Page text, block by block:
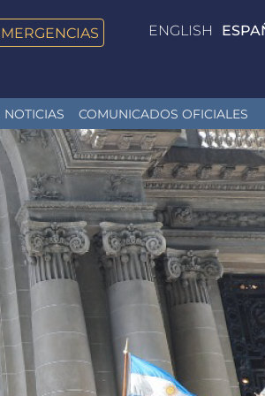
ENGLISH
NOTICIAS COMUNICADOS OFICIALES